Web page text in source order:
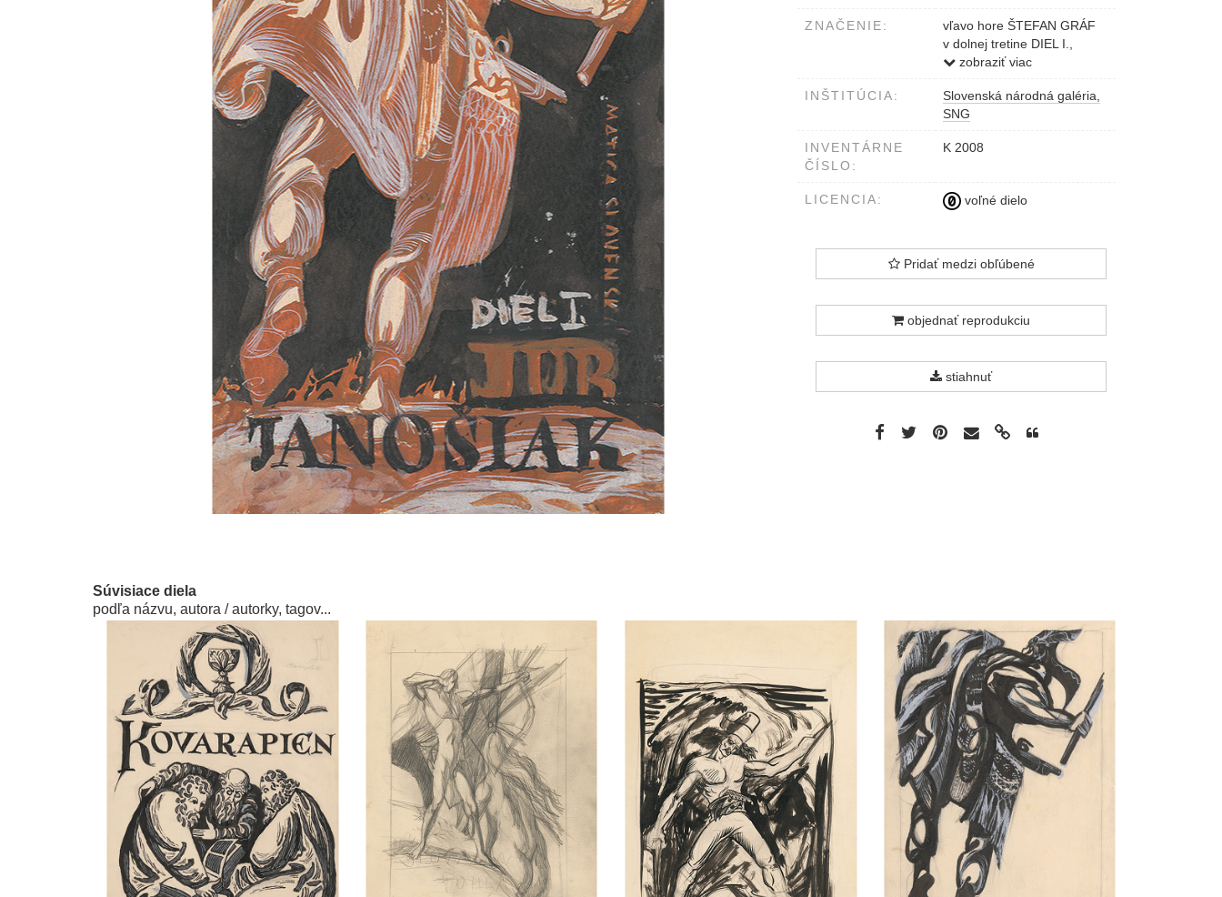
ZNAČENIE:
vľavo hore ŠTEFAN GRÁF
v dolnej tretine DIEL I.,
JUR...zobraziť viac
INŠTITÚCIA:
Slovenská národná galéria,
SNG
INVENTÁRNE
ČÍSLO:
K 2008
LICENCIA: voľné dielo
Pridať medzi obľúbené
objednať reprodukciu
stiahnuť
Súvisiace diela
podľa názvu, autora / autorky, tagov...